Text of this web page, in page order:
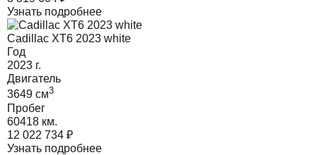
Узнать подробнее
Cadillac XT6 2023 white
Год
2023 г.
Двигатель
3649 cм3
Пробег
60418 км.
12 022 734 ₽
Узнать подробнее